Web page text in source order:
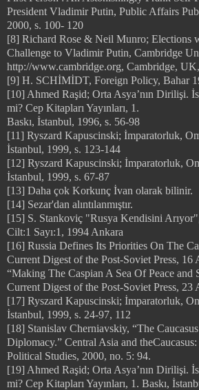
President Vladimir Putin, Public Affairs
2000, s. 100- 120
[8] Richard Rose & Neil Munro; Elections
Challenge to Vladimir Putin, Cambridge
http://www.cambridge.org, Cambridge,
[9] H. SCHİMİDT, Foreign Policy, Bahar
[10] Ahmed Raşid; Orta Asya’nın Dirilişi.
mi? Cep Kitapları Yayınları, 1.
Baskı, İstanbul, 1996, s. 56-98
[11] Ryszard Kapuscinski; İmparatorluk,
İstanbul, 1999, s. 123-144
[12] Ryszard Kapuscinski; İmparatorluk,
İstanbul, 1999, s. 67-87
[13] Daha çok Korkunç İvan olarak bilinir.
[14] Sezar'dan alıntılanmıştır.
[15] S. Stankoviç "Rusya Kendisini
Cilt:1 Sayı:1, 1994 Ankara
[16] Russia Defines Its Priorities On The
Current Digest of the Post-Soviet Press, 16
“Making The Caspian A Sea Of Peace and
Current Digest of the Post-Soviet Press, 23
[17] Ryszard Kapuscinski; İmparatorluk,
İstanbul, 1999, s. 24-97, 112
[18] Stanislav Cherniavskiy, “The
Diplomacy.” Central Asia and
Political Studies, 2000, no. 5: 94.
[19] Ahmed Raşid; Orta Asya’nın Dirilişi.
mi? Cep Kitapları Yayınları, 1. Baskı,